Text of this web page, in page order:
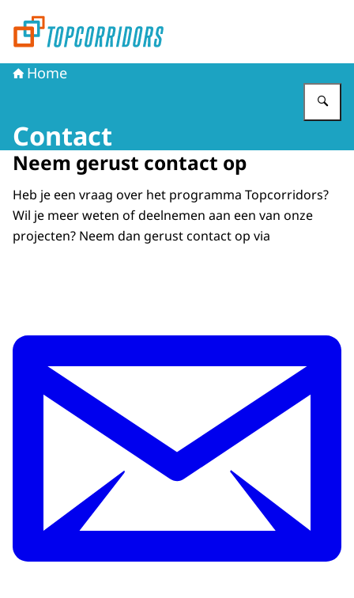
Home
Contact
Neem gerust contact op
Heb je een vraag over het programma Topcorridors?
Wil je meer weten of deelnemen aan een van onze
projecten? Neem dan gerust contact op via